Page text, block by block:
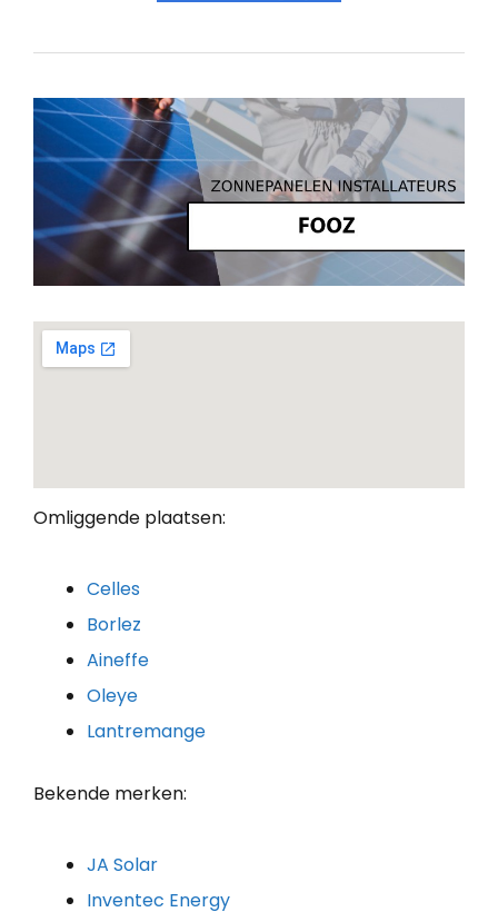
Omliggende plaatsen:
Celles
Borlez
Aineffe
Oleye
Lantremange
Bekende merken:
JA Solar
Inventec Energy